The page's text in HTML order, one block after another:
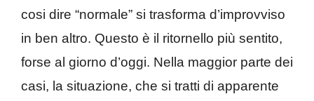
cosi dire “normale” si trasforma d’improvviso
in ben altro. Questo è il ritornello più sentito,
forse al giorno d’oggi. Nella maggior parte dei
casi, la situazione, che si tratti di apparente